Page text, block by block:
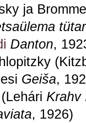
ja
Danton,
Geiša,
Krahv
, 1926)